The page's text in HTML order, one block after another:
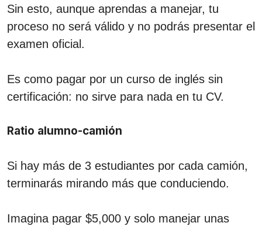
Sin esto, aunque aprendas a manejar, tu
proceso no será válido y no podrás presentar el
examen oficial.
Es como pagar por un curso de inglés sin
certificación: no sirve para nada en tu CV.
Ratio alumno-camión
Si hay más de 3 estudiantes por cada camión,
terminarás mirando más que conduciendo.
Imagina pagar $5,000 y solo manejar unas